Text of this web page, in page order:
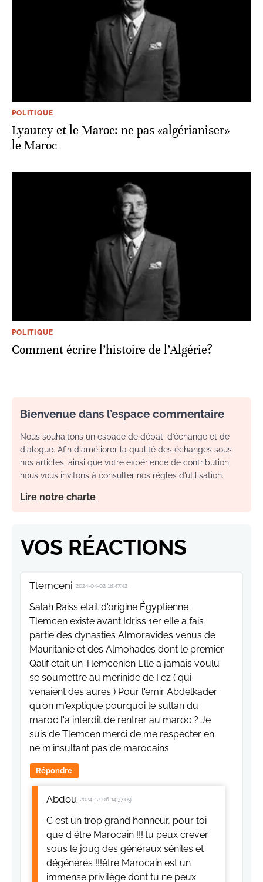
POLITIQUE
Lyautey et le Maroc: ne pas «algérianiser»
le Maroc
POLITIQUE
Comment écrire l’histoire de l’Algérie?
Bienvenue dans l’espace commentaire
Nous souhaitons un espace de débat, d’échange et de
dialogue. Afin d'améliorer la qualité des échanges sous
nos articles, ainsi que votre expérience de contribution,
nous vous invitons à consulter nos règles d’utilisation.
Lire notre charte
VOS RÉACTIONS
Tlemceni 2024-04-02 18:47:42
Salah Raiss etait d'origine Égyptienne
Tlemcen existe avant Idriss 1er elle a fais
partie des dynasties Almoravides venus de
Mauritanie et des Almohades dont le premier
Qalif etait un Tlemcenien Elle a jamais voulu
se soumettre au merinide de Fez ( qui
venaient des aures ) Pour l'emir Abdelkader
qu'on m'explique pourquoi le sultan du
maroc l'a interdit de rentrer au maroc ? Je
suis de Tlemcen merci de me respecter en
ne m'insultant pas de marocains
Répondre
Abdou 2024-12-06 14:37:09
C est un trop grand honneur, pour toi
que d être Marocain !!!.tu peux crever
sous le joug des généraux séniles et
dégénérés !!!être Marocain est un
immense privilège dont tu ne peux